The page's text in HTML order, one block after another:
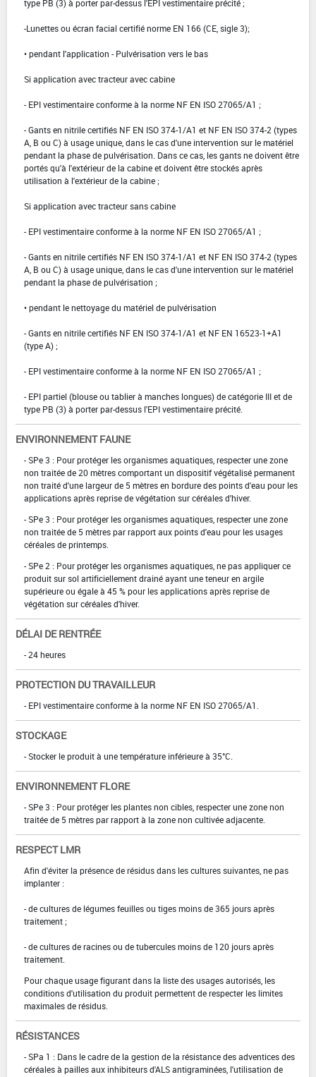
type PB (3) à porter par-dessus l'EPI vestimentaire précité ;
-Lunettes ou écran facial certifié norme EN 166 (CE, sigle 3);
• pendant l'application - Pulvérisation vers le bas
Si application avec tracteur avec cabine
- EPI vestimentaire conforme à la norme NF EN ISO 27065/A1 ;
- Gants en nitrile certifiés NF EN ISO 374-1/A1 et NF EN ISO 374-2 (types
A, B ou C) à usage unique, dans le cas d'une intervention sur le matériel
pendant la phase de pulvérisation. Dans ce cas, les gants ne doivent être
portés qu'à l'extérieur de la cabine et doivent être stockés après
utilisation à l'extérieur de la cabine ;
Si application avec tracteur sans cabine
- EPI vestimentaire conforme à la norme NF EN ISO 27065/A1 ;
- Gants en nitrile certifiés NF EN ISO 374-1/A1 et NF EN ISO 374-2 (types
A, B ou C) à usage unique, dans le cas d'une intervention sur le matériel
pendant la phase de pulvérisation ;
• pendant le nettoyage du matériel de pulvérisation
- Gants en nitrile certifiés NF EN ISO 374-1/A1 et NF EN 16523-1+A1
(type A) ;
- EPI vestimentaire conforme à la norme NF EN ISO 27065/A1 ;
- EPI partiel (blouse ou tablier à manches longues) de catégorie III et de
type PB (3) à porter par-dessus l'EPI vestimentaire précité.
ENVIRONNEMENT FAUNE
- SPe 3 : Pour protéger les organismes aquatiques, respecter une zone
non traitée de 20 mètres comportant un dispositif végétalisé permanent
non traité d'une largeur de 5 mètres en bordure des points d'eau pour les
applications après reprise de végétation sur céréales d'hiver.
- SPe 3 : Pour protéger les organismes aquatiques, respecter une zone
non traitée de 5 mètres par rapport aux points d'eau pour les usages
céréales de printemps.
- SPe 2 : Pour protéger les organismes aquatiques, ne pas appliquer ce
produit sur sol artificiellement drainé ayant une teneur en argile
supérieure ou égale à 45 % pour les applications après reprise de
végétation sur céréales d'hiver.
DÉLAI DE RENTRÉE
- 24 heures
PROTECTION DU TRAVAILLEUR
- EPI vestimentaire conforme à la norme NF EN ISO 27065/A1.
STOCKAGE
- Stocker le produit à une température inférieure à 35°C.
ENVIRONNEMENT FLORE
- SPe 3 : Pour protéger les plantes non cibles, respecter une zone non
traitée de 5 mètres par rapport à la zone non cultivée adjacente.
RESPECT LMR
Afin d'éviter la présence de résidus dans les cultures suivantes, ne pas
implanter :
- de cultures de légumes feuilles ou tiges moins de 365 jours après
traitement ;
- de cultures de racines ou de tubercules moins de 120 jours après
traitement.
Pour chaque usage figurant dans la liste des usages autorisés, les
conditions d'utilisation du produit permettent de respecter les limites
maximales de résidus.
RÉSISTANCES
- SPa 1 : Dans le cadre de la gestion de la résistance des adventices des
céréales à pailles aux inhibiteurs d'ALS antigraminées, l'utilisation de